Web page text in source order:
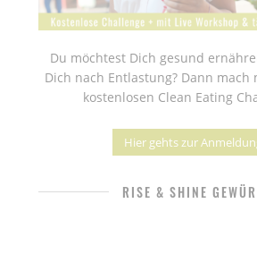
Du möchtest Dich gesund
Dich nach Entlastung? Dann
kostenlosen Clean Eating
Hier gehts zur
RISE & SHINE